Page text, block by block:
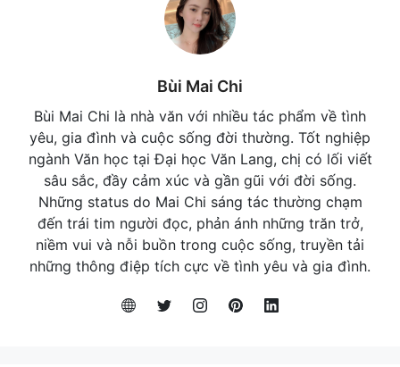
Bùi Mai Chi
Bùi Mai Chi là nhà văn với nhiều tác phẩm về tình
yêu, gia đình và cuộc sống đời thường. Tốt nghiệp
ngành Văn học tại Đại học Văn Lang, chị có lối viết
sâu sắc, đầy cảm xúc và gần gũi với đời sống.
Những status do Mai Chi sáng tác thường chạm
đến trái tim người đọc, phản ánh những trăn trở,
niềm vui và nỗi buồn trong cuộc sống, truyền tải
những thông điệp tích cực về tình yêu và gia đình.